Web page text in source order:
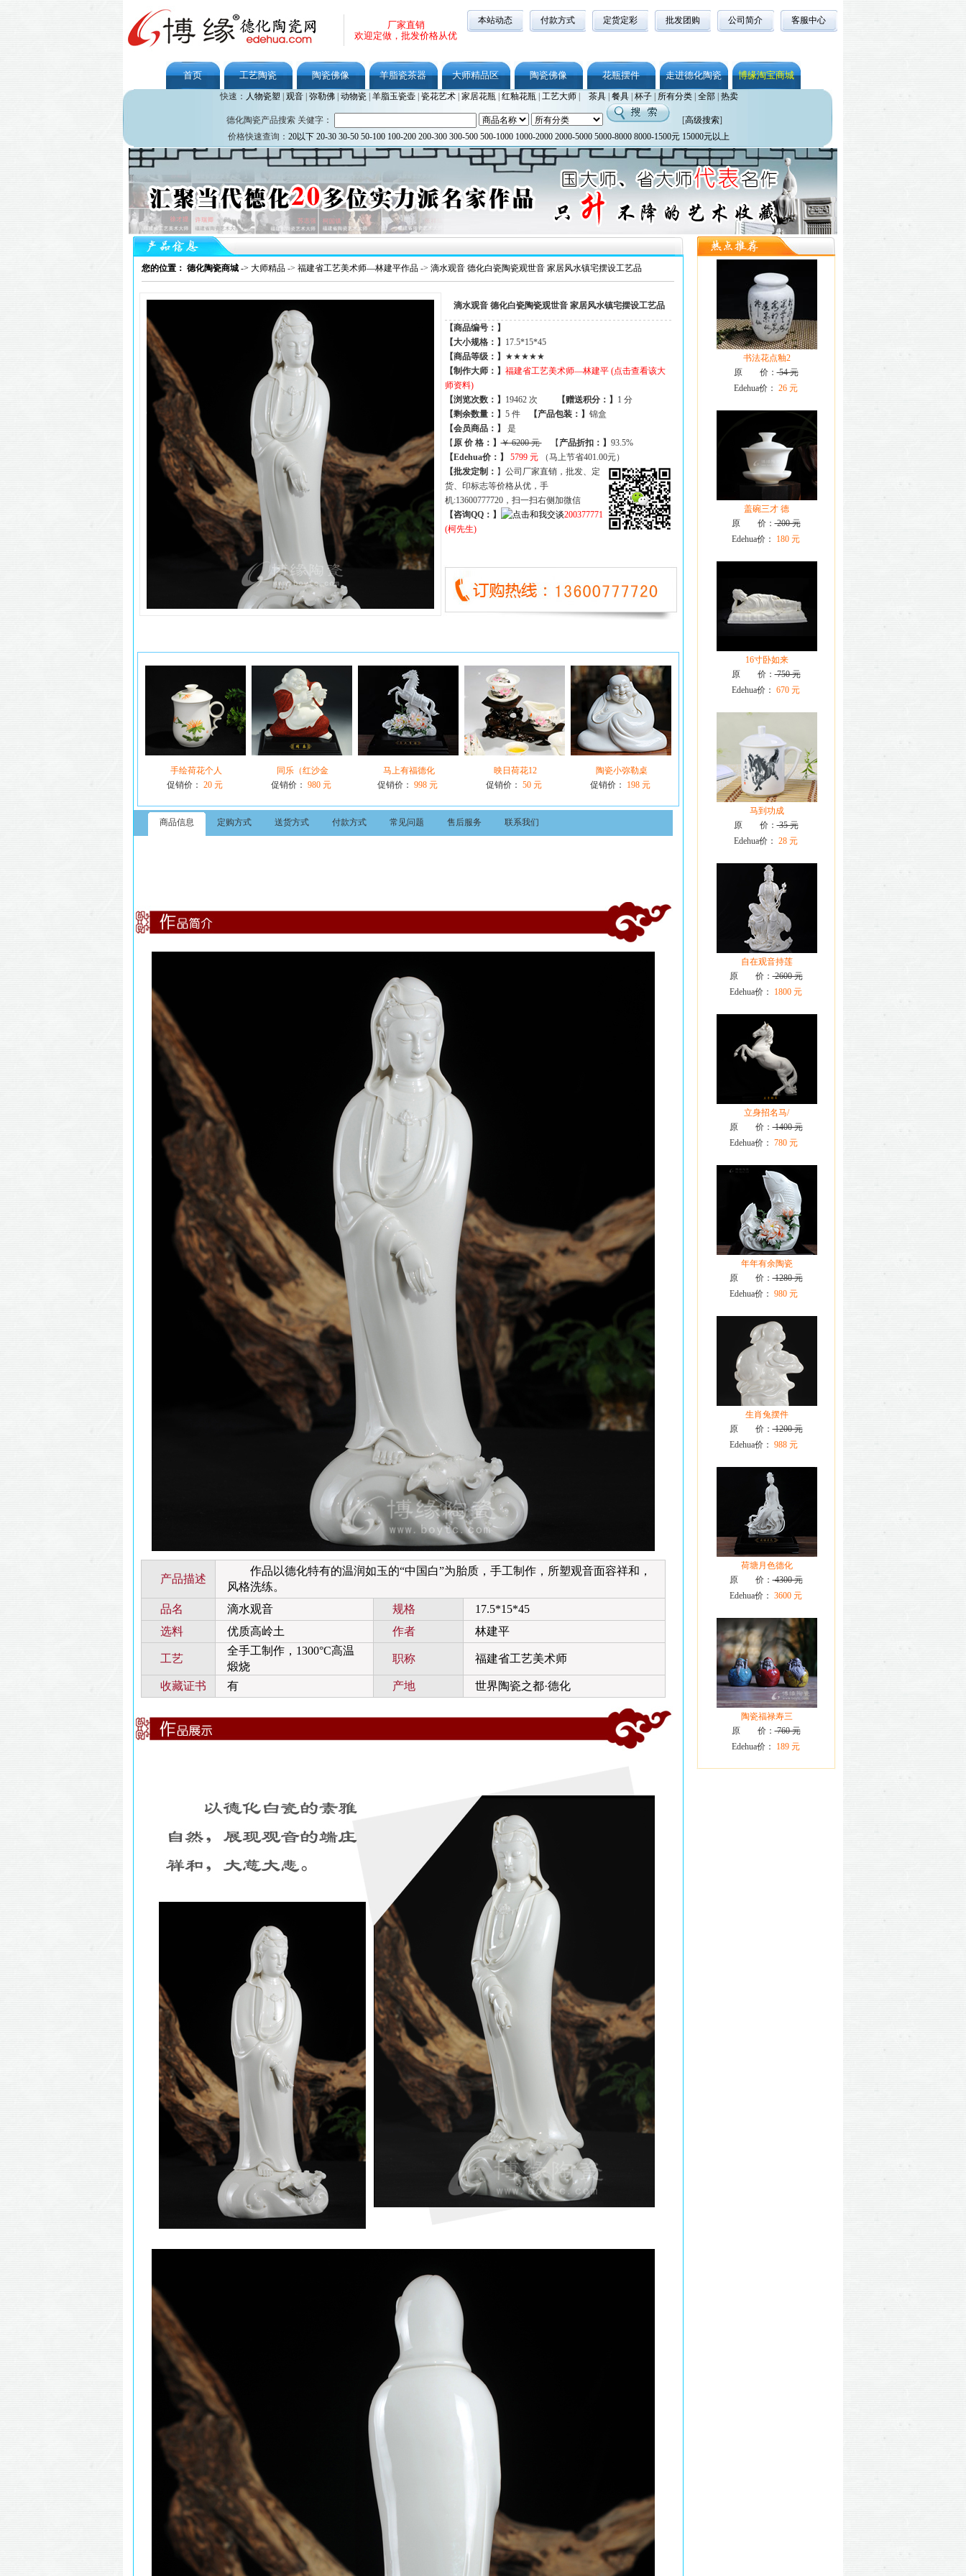
厂家直销
欢迎定做，批发价格从优
本站动态 付款方式 定货定彩 批发团购 公司简介 客服中心
首页 工艺陶瓷 陶瓷佛像 羊脂瓷茶器 大师精品区 陶瓷佛像 花瓶摆件 走进德化陶瓷 博缘淘宝商城
快速： 人物瓷塑 观音| 弥勒佛| 动物瓷| 羊脂玉瓷壶| 瓷花艺术| 家居花瓶| 红釉花瓶| 工艺大师| 茶具| 餐具| 杯子| 所有分类| 全部| 热卖
德化陶瓷产品搜索 关健字： [高级搜索]
价格快速查询： 20以下 20-30 30-50 50-100 100-200 200-300 300-500 500-1000 1000-2000 2000-5000 5000-8000 8000-1500元 15000元以上
您的位置： 德化陶瓷商城 -> 大师精品 -> 福建省工艺美术师—林建平作品 -> 滴水观音 德化白瓷陶瓷观世音 家居风水镇宅摆设工艺品
滴水观音 德化白瓷陶瓷观世音 家居风水镇宅摆设工艺品
【商品编号：】
【大小规格：】
17.5*15*45
【商品等级：】
★★★★★
【制作大师：】 福建省工艺美术师—林建平 (点击查看该大
师资料)
【浏览次数：】 19462 次 【赠送积分：】
1 分
【剩余数量：】 5 件【产品包装：】 锦盒
【会员商品： 】
是
【 原 价 格： 】￥ 6200 元【 产品折扣： 】 93.5%
【Edehua价：】
5799 元
（马上节省401.00元）
【批发定制： 】公司厂家直销，批发、定
货、印标志等价格从优，手
机:13600777720，扫一扫右侧加微信
【咨询QQ：】
200377771
(柯先生)
手绘荷花个人
促销价： 20 元
同乐（红沙金
促销价： 980 元
马上有福德化
促销价： 998 元
映日荷花12
促销价： 50 元
陶瓷小弥勒桌
促销价：
198 元
商品信息 定购方式 送货方式 付款方式 常见问题 售后服务 联系我们
产品描述
作品以德化特有的温润如玉的“中国白”为胎质，手工制作，所塑观音面容祥和，
风格洗练。
品名
滴水观音 规格
17.5*15*45
选料
优质高岭土 作者 林建平
工艺
全手工制作，1300°C高温
煅烧
职称 福建省工艺美术师
收藏证书 有 产地 世界陶瓷之都·德化
书法花点釉2
原 价：54 元
Edehua价： 26 元
盖碗三才 德
原 价：200 元
Edehua价：
180 元
16寸卧如来
原 价：750 元
Edehua价： 670 元
马到功成
原 价：35 元
Edehua价： 28 元
自在观音持莲
原 价：2600 元
Edehua价：
1800 元
立身招名马/
原 价：1400 元
Edehua价： 780 元
年年有余陶瓷
原 价：1280 元
Edehua价： 980 元
生肖兔摆件
原 价：1200 元
Edehua价： 988 元
荷塘月色德化
原 价：4300 元
Edehua价： 3600 元
陶瓷福禄寿三
原 价：760 元
Edehua价：
189 元